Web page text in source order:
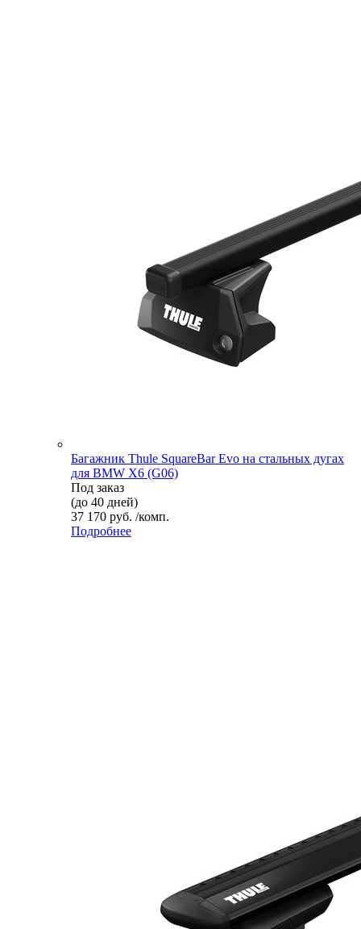
Багажник Thule SquareBar Evo на стальных дугах
для BMW X6 (G06)
Под заказ
(до 40 дней)
37 170 руб. /комп.
Подробнее